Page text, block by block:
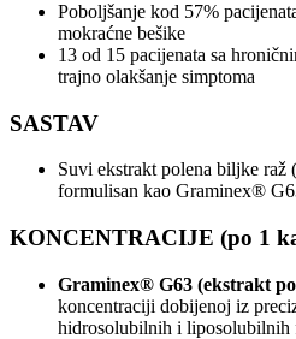
Poboljšanje kod 57%
mokraćne bešike
13 od 15 pacijenata sa
trajno olakšanje simptoma
SASTAV
Suvi ekstrakt polena biljke raž (
formulisan kao Graminex®
KONCENTRACIJE (po 1
Graminex® G63 (ekstrakt
koncentraciji dobijenoj iz
hidrosolubilnih i liposolubilnih